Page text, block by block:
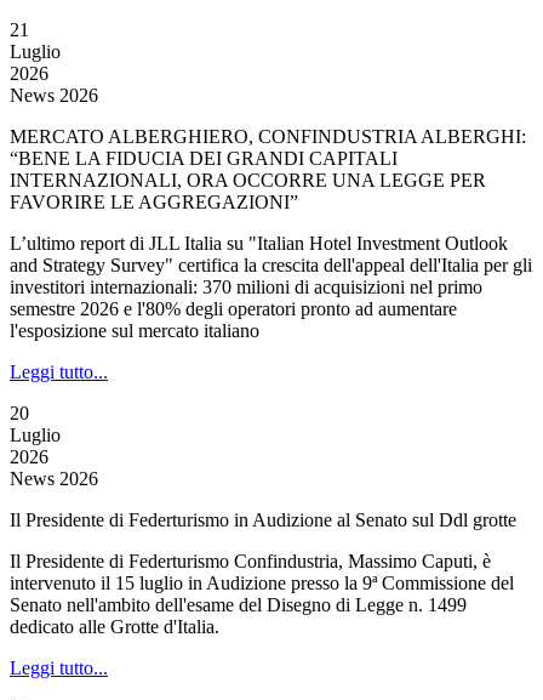
21
Luglio
2026
News 2026
MERCATO ALBERGHIERO, CONFINDUSTRIA ALBERGHI:
“BENE LA FIDUCIA DEI GRANDI CAPITALI
INTERNAZIONALI, ORA OCCORRE UNA LEGGE PER
FAVORIRE LE AGGREGAZIONI”
L’ultimo report di JLL Italia su "Italian Hotel Investment Outlook
and Strategy Survey" certifica la crescita dell'appeal dell'Italia per gli
investitori internazionali: 370 milioni di acquisizioni nel primo
semestre 2026 e l'80% degli operatori pronto ad aumentare
l'esposizione sul mercato italiano
Leggi tutto...
20
Luglio
2026
News 2026
Il Presidente di Federturismo in Audizione al Senato sul Ddl grotte
Il Presidente di Federturismo Confindustria, Massimo Caputi, è
intervenuto il 15 luglio in Audizione presso la 9ª Commissione del
Senato nell'ambito dell'esame del Disegno di Legge n. 1499
dedicato alle Grotte d'Italia.
Leggi tutto...